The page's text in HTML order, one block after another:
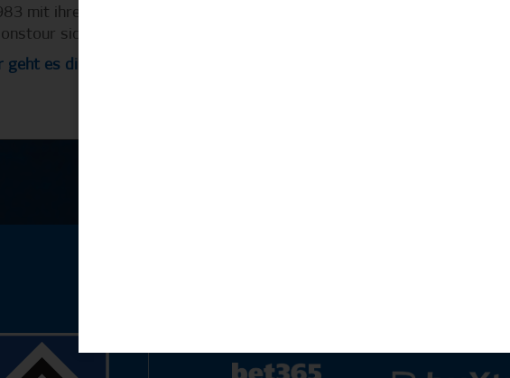
mit ihren Fans feierten, sollte sich unbedingt ein Ticket für die nur
sichern.
geht es direkt zur Buchung.